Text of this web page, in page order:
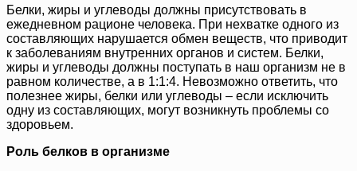
Белки, жиры и углеводы должны присутствовать в
ежедневном рационе человека. При нехватке одного из
составляющих нарушается обмен веществ, что приводит
к заболеваниям внутренних органов и систем. Белки,
жиры и углеводы должны поступать в наш организм не в
равном количестве, а в 1:1:4. Невозможно ответить, что
полезнее жиры, белки или углеводы – если исключить
одну из составляющих, могут возникнуть проблемы со
здоровьем.
Роль белков в организме